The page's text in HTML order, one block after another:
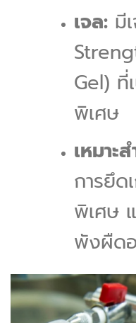
เจล:มีเ
Gel) ที่
พิเศษ
เหมาะ
การยึด
พิเศษ
พังผืด